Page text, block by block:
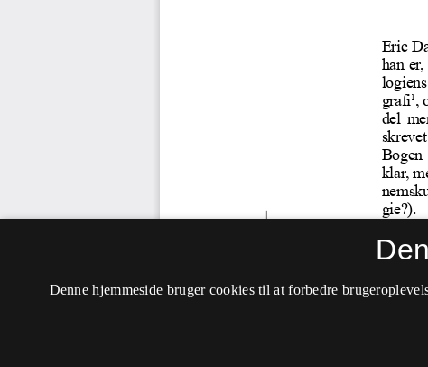
Denne hjemmeside bruger cookies til at forbedre